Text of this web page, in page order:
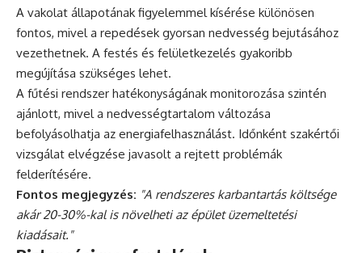
A vakolat állapotának figyelemmel kísérése különösen
fontos, mivel a repedések gyorsan nedvesség bejutásához
vezethetnek. A festés és felületkezelés gyakoribb
megújítása szükséges lehet.
A fűtési rendszer hatékonyságának monitorozása szintén
ajánlott, mivel a nedvességtartalom változása
befolyásolhatja az energiafelhasználást. Időnként szakértői
vizsgálat elvégzése javasolt a rejtett problémák
felderítésére.
Fontos megjegyzés: "A rendszeres karbantartás költsége
akár 20-30%-kal is növelheti az épület üzemeltetési
kiadásait."